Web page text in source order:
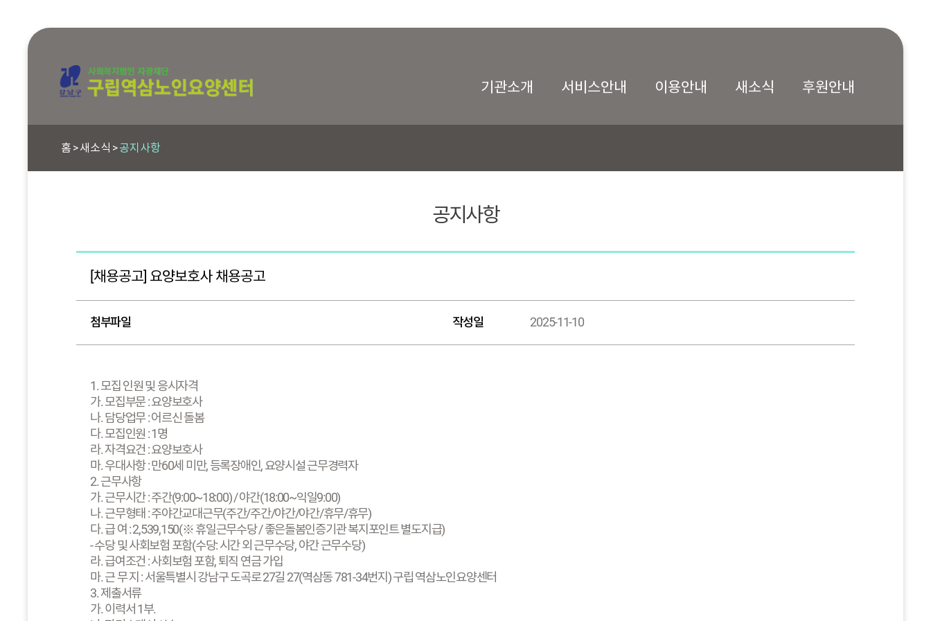
기관소개 서비스안내 이용안내 새소식 후원안내
홈 새소식 공지사항
공지사항
[채용공고] 요양보호사 채용공고
첨부파일 작성일 2025-11-10
1. 모집 인원 및 응시자격
가. 모집부문 : 요양보호사
나. 담당업무 : 어르신 돌봄
다. 모집인원 : 1명
라. 자격요건 : 요양보호사
마. 우대사항 : 만60세 미만, 등록장애인, 요양시설 근무경력자
2. 근무사항
가. 근무시간 : 주간(9:00~18:00) / 야간(18:00~익일9:00)
나. 근무형태 : 주야간교대근무(주간/주간/야간/야간/휴무/휴무)
다. 급 여 : 2,539,150(※ 휴일근무수당 / 좋은돌봄인증기관 복지포인트 별도지급)
- 수당 및 사회보험 포함(수당: 시간 외 근무수당, 야간 근무수당)
라. 급여조건 : 사회보험 포함, 퇴직 연금 가입
마. 근 무 지 : 서울특별시 강남구 도곡로 27길 27(역삼동 781-34번지) 구립 역삼노인요양센터
3. 제출서류
가. 이력서 1부.